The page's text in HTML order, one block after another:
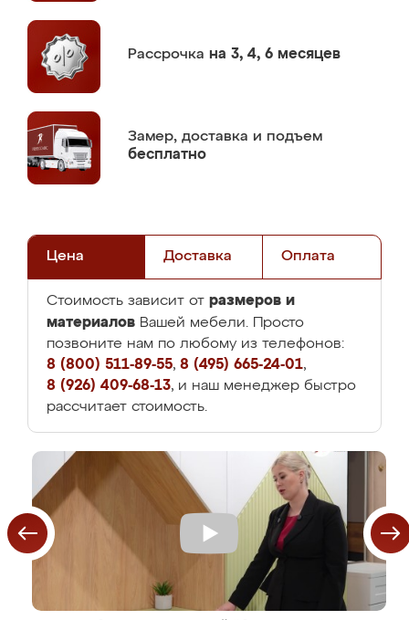
Рассрочка на 3, 4, 6 месяцев
Замер, доставка и подъем
бесплатно
Цена Доставка Оплата
Стоимость зависит от размеров и
материалов Вашей мебели. Просто
позвоните нам по любому из телефонов:
8 (800) 511-89-55, 8 (495) 665-24-01,
8 (926) 409-68-13, и наш менеджер быстро
рассчитает стоимость.